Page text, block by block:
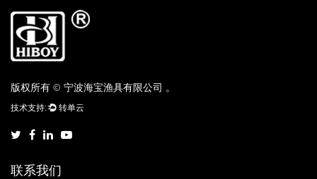
版权所有 © 宁波海宝渔具有限公司 。
联系我们